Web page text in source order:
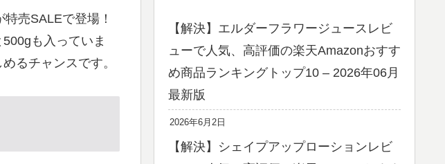
売SALEで登場！
も入っていま
るチャンスです。
【解決】エルダーフラワージュースレビ
ューで人気、高評価の楽天Amazonおすす
め商品ランキングトップ10 – 2026年06月
最新版
2026年6月2日
【解決】シェイプアップローションレビ